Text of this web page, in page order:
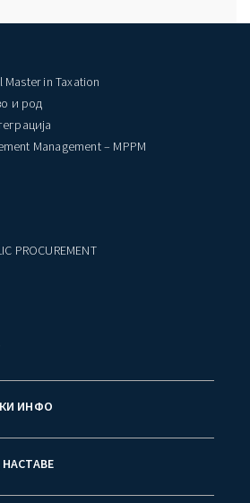
Master in Taxation
и род
Management – MPPM
PROCUREMENT
ИНФО